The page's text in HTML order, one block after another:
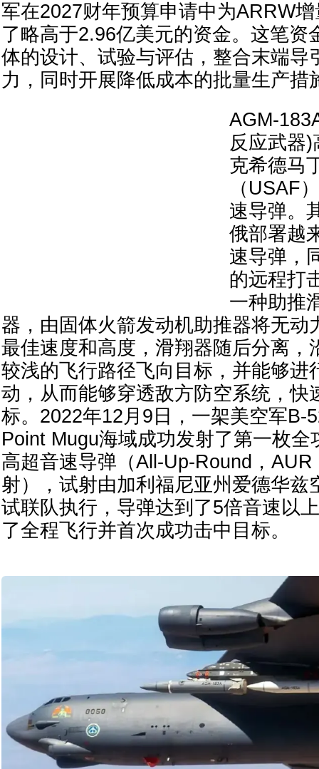
军在2027财年预算申请中为ARRW
了略高于2.96亿美元的资金。这笔资
体的设计、试验与评估，整合末端导
力，同时开展降低成本的批量生产措
AGM-
反应武器
克希德马
（USAF
速导弹。
俄部署越
速导弹，
的远程打
一种助推
器，由固体火箭发动机助推器将无动
最佳速度和高度，滑翔器随后分离，
较浅的飞行路径飞向目标，并能够进
动，从而能够穿透敌方防空系统，快
标。2022年12月9日，一架美空军B-
Point Mugu海域成功发射了第一枚全
高超音速导弹（All-Up-Round，
射），试射由加利福尼亚州爱德华兹
试联队执行，导弹达到了5倍音速以
了全程飞行并首次成功击中目标。